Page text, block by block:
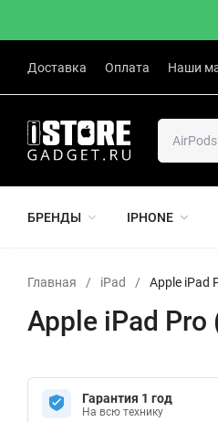
Доставка Оплата Наши
БРЕНДЫ IPHONE
Главная / iPad / Apple iPad
Apple iPad
Гарантия 1 год
На всю технику